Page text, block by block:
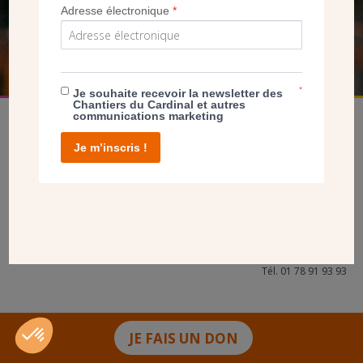
JE FAIS UN DON
FAIRE UN DON
Tél. 01 78 91 93 93
Adresse électronique*
Je souhaite recevoir la newsletter des
Chantiers du Cardinal et autres
communications marketing
*
Je m’inscris !